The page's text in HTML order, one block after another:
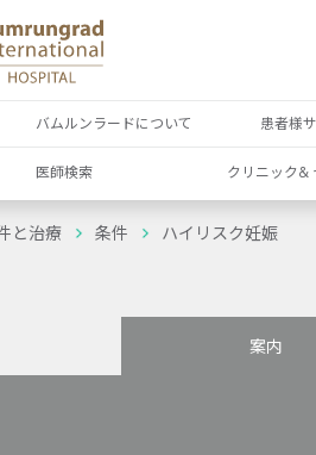
バムルンラードについて 患者様
医師検索 クリニック&
と治療 条件 ハイリスク妊娠
案内